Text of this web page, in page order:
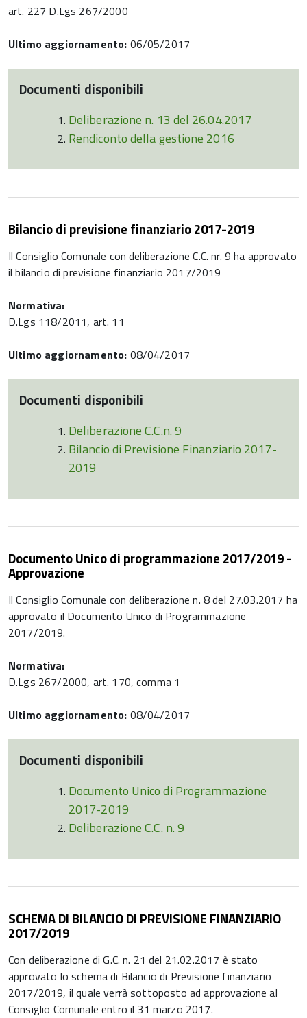
art. 227 D.Lgs 267/2000
Ultimo aggiornamento: 06/05/2017
Documenti disponibili
Deliberazione n. 13 del 26.04.2017
Rendiconto della gestione 2016
Bilancio di previsione finanziario 2017-2019
Il Consiglio Comunale con deliberazione C.C. nr. 9 ha approvato
il bilancio di previsione finanziario 2017/2019
Normativa:
D.Lgs 118/2011, art. 11
Ultimo aggiornamento: 08/04/2017
Documenti disponibili
Deliberazione C.C.n. 9
Bilancio di Previsione Finanziario 2017-
2019
Documento Unico di programmazione 2017/2019 -
Approvazione
Il Consiglio Comunale con deliberazione n. 8 del 27.03.2017 ha
approvato il Documento Unico di Programmazione
2017/2019.
Normativa:
D.Lgs 267/2000, art. 170, comma 1
Ultimo aggiornamento: 08/04/2017
Documenti disponibili
Documento Unico di Programmazione
2017-2019
Deliberazione C.C. n. 9
SCHEMA DI BILANCIO DI PREVISIONE FINANZIARIO
2017/2019
Con deliberazione di G.C. n. 21 del 21.02.2017 è stato
approvato lo schema di Bilancio di Previsione finanziario
2017/2019, il quale verrà sottoposto ad approvazione al
Consiglio Comunale entro il 31 marzo 2017.